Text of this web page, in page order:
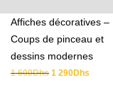
Affiches décoratives –
Coups de pinceau et
dessins modernes
1 600Dhs 1 290Dhs